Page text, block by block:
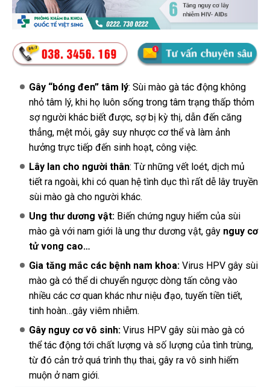
Gây “bóng đen” tâm lý: Sùi mào gà tác động không
nhỏ tâm lý, khi họ luôn sống trong tâm trạng thấp thỏm
sợ người khác biết được, sợ bị kỳ thị, dẫn đến căng
thẳng, mệt mỏi, gây suy nhược cơ thể và làm ảnh
hưởng trực tiếp đến sinh hoạt, công việc.
Lây lan cho người thân: Từ những vết loét, dịch mủ
tiết ra ngoài, khi có quan hệ tình dục thì rất dễ lây truyền
sùi mào gà cho người khác.
Ung thư dương vật: Biến chứng nguy hiểm của sùi
mào gà với nam giới là ung thư dương vật, gây nguy cơ
tử vong cao…
Gia tăng mắc các bệnh nam khoa: Virus HPV gây sùi
mào gà có thể di chuyển ngược dòng tấn công vào
nhiều các cơ quan khác như niệu đạo, tuyến tiền tiết,
tinh hoàn…gây viêm nhiễm.
Gây nguy cơ vô sinh: Virus HPV gây sùi mào gà có
thể tác động tới chất lượng và số lượng của tình trùng,
từ đó cản trở quá trình thụ thai, gây ra vô sinh hiếm
muộn ở nam giới.